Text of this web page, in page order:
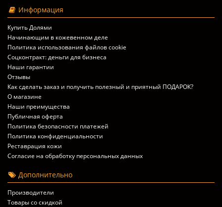
Информация
Купить Долями
Начинающим в кожевенном деле
Политика использования файлов cookie
Соцконтракт: деньги для бизнеса
Наши гарантии
Отзывы
Как сделать заказ и получить полезный и приятный ПОДАРОК?
О магазине
Наши преимущества
Публичная оферта
Политика безопасности платежей
Политика конфиденциальности
Реставрация кожи
Согласие на обработку персональных данных
Дополнительно
Производители
Товары со скидкой